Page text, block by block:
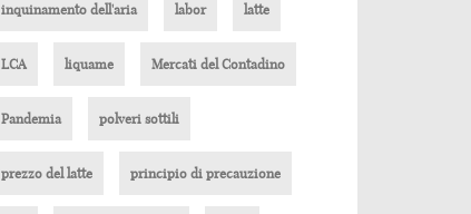
inquinamento dell'aria labor latte
LCA liquame Mercati del Contadino
Pandemia polveri sottili
prezzo del latte principio di precauzione